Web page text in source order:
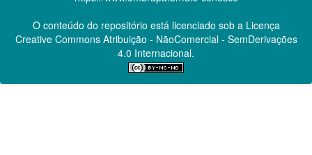
O conteúdo do repositório está licenciado sob a Licença
Creative CommonsAtribuição - NãoComercial - SemDerivações
4.0 Internacional.